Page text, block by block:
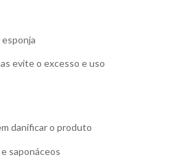
evite o excesso e uso
danificar o produto
saponáceos